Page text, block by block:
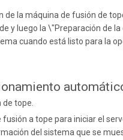
la máquina de fusión de
y luego la \"Preparación de
cuando está listo para la
tope.
a tope para iniciar el
del sistema que se